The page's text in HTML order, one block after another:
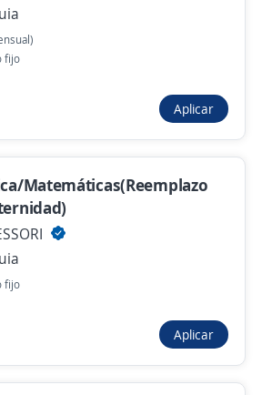
/ Santafe Medellín
de Idioma Smart
de Comfenalco Antioquia
de Comfenalco Antioquia
fijo
Aplicar
Matemáticas(Reemplazo
fijo
Aplicar